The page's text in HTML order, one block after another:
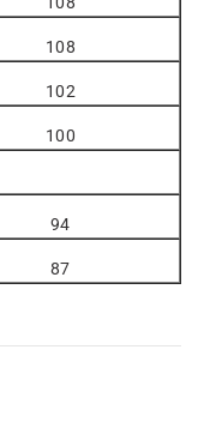
108
102
100
94
87